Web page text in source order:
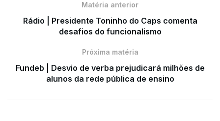
Matéria anterior
Rádio | Presidente Toninho do Caps comenta
desafios do funcionalismo
Próxima matéria
Fundeb | Desvio de verba prejudicará milhões de
alunos da rede pública de ensino